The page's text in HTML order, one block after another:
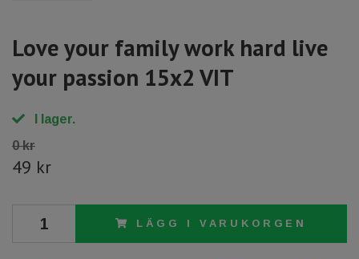
Love your family work hard live
your passion 15x2 VIT
I lager.
0 kr
49 kr
LÄGG I VARUKORGEN